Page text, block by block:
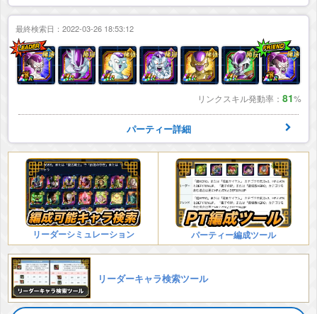
最終検索日：2022-03-26 18:53:12
リンクスキル発動率： 81%
パーティー詳細
リーダーシミュレーション パーティー編成ツール
リーダーキャラ検索ツール